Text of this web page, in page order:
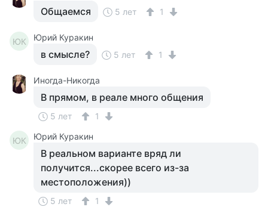
Общаемся 5 лет 1
ЮК Юрий Куракин
в смысле? 5 лет 1
Иногда-Никогда
В прямом, в реале много общения
5 лет 1
ЮК Юрий Куракин
В реальном варианте вряд ли
получится...скорее всего из-за
местоположения))
5 лет
1